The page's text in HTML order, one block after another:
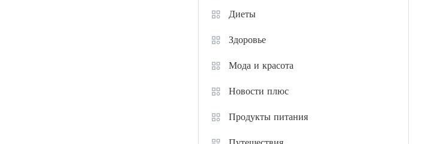
Диеты
Здоровье
Мода и красота
Новости плюс
Продукты питания